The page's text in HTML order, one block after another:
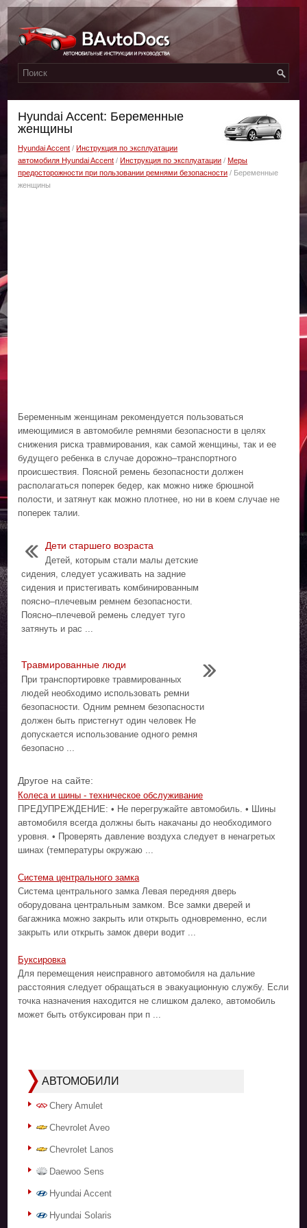
Hyundai Accent: Беременные
женщины
Hyundai Accent /Инструкция по эксплуатации
автомобиля Hyundai Accent /Инструкция по эксплуатации /Меры
предосторожности при пользовании ремнями безопасности / Беременные
женщины
Беременным женщинам рекомендуется пользоваться
имеющимися в автомобиле ремнями безопасности в целях
снижения риска травмирования, как самой женщины, так и ее
будущего ребенка в случае дорожно–транспортного
происшествия. Поясной ремень безопасности должен
располагаться поперек бедер, как можно ниже брюшной
полости, и затянут как можно плотнее, но ни в коем случае не
поперек талии.
Дети старшего возраста
Детей, которым стали малы детские
сидения, следует усаживать на задние
сидения и пристегивать комбинированным
поясно–плечевым ремнем безопасности.
Поясно–плечевой ремень следует туго
затянуть и рас ...
Травмированные люди
При транспортировке травмированных
людей необходимо использовать ремни
безопасности. Одним ремнем безопасности
должен быть пристегнут один человек Не
допускается использование одного ремня
безопасно ...
Другое на сайте:
Колеса и шины - техническое обслуживание
ПРЕДУПРЕЖДЕНИЕ: • Не перегружайте автомобиль. • Шины
автомобиля всегда должны быть накачаны до необходимого
уровня. • Проверять давление воздуха следует в ненагретых
шинах (температуры окружаю ...
Система центрального замка
Система центрального замка Левая передняя дверь
оборудована центральным замком. Все замки дверей и
багажника можно закрыть или открыть одновременно, если
закрыть или открыть замок двери водит ...
Буксировка
Для перемещения неисправного автомобиля на дальние
расстояния следует обращаться в эвакуационную службу. Если
точка назначения находится не слишком далеко, автомобиль
может быть отбуксирован при п ...
АВТОМОБИЛИ
Chery Amulet
Chevrolet Aveo
Chevrolet Lanos
Daewoo Sens
Hyundai Accent
Hyundai Solaris